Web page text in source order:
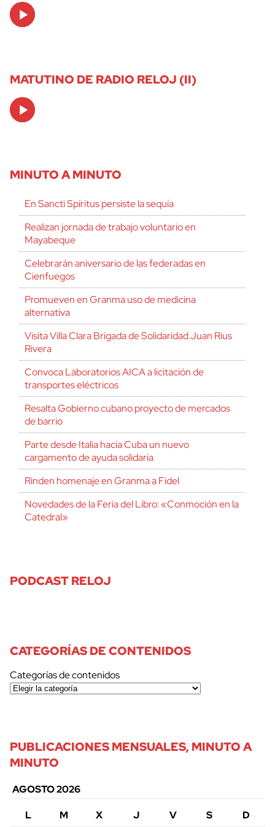
Audio
Player
MATUTINO DE RADIO RELOJ (II)
Audio
Player
MINUTO A MINUTO
En Sancti Spíritus persiste la sequía
Realizan jornada de trabajo voluntario en
Mayabeque
Celebrarán aniversario de las federadas en
Cienfuegos
Promueven en Granma uso de medicina
alternativa
Visita Villa Clara Brigada de Solidaridad Juan Rius
Rivera
Convoca Laboratorios AICA a licitación de
transportes eléctricos
Resalta Gobierno cubano proyecto de mercados
de barrio
Parte desde Italia hacia Cuba un nuevo
cargamento de ayuda solidaria
Rinden homenaje en Granma a Fidel
Novedades de la Feria del Libro: «Conmoción en la
Catedral»
PODCAST RELOJ
CATEGORÍAS DE CONTENIDOS
Categorías de contenidos
PUBLICACIONES MENSUALES, MINUTO A
MINUTO
AGOSTO 2026
L
M X J V S D